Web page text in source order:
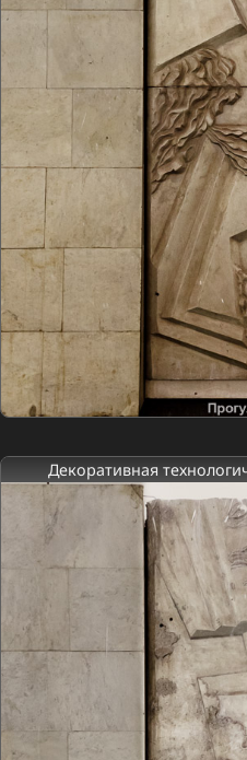
Декоративная